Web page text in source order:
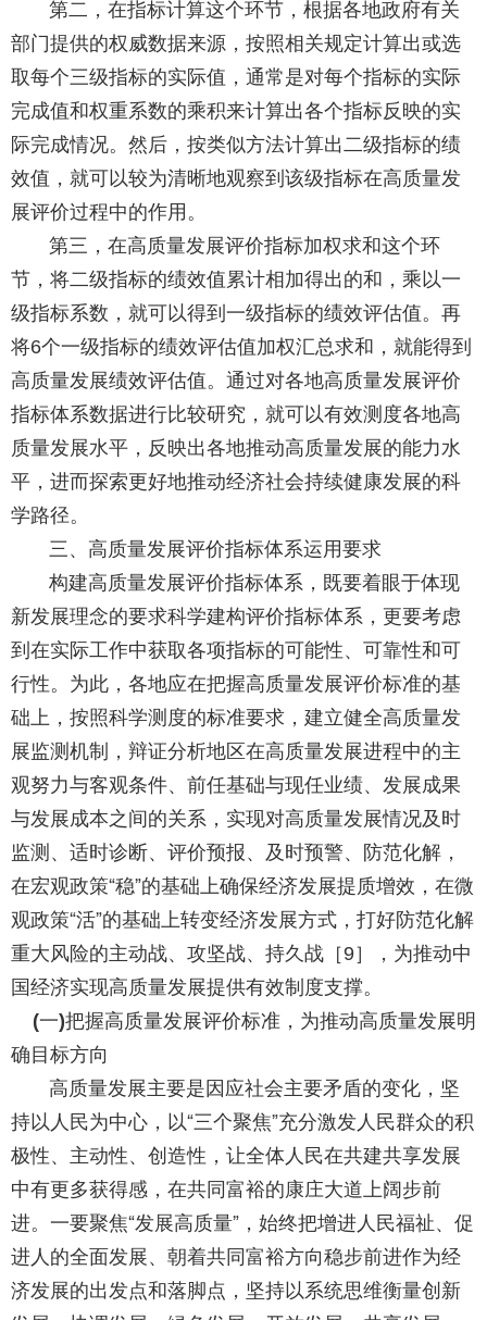
第二，在指标计算这个环节，根据各地政府有关
部门提供的权威数据来源，按照相关规定计算出或选
取每个三级指标的实际值，通常是对每个指标的实际
完成值和权重系数的乘积来计算出各个指标反映的实
际完成情况。然后，按类似方法计算出二级指标的绩
效值，就可以较为清晰地观察到该级指标在高质量发
展评价过程中的作用。
第三，在高质量发展评价指标加权求和这个环
节，将二级指标的绩效值累计相加得出的和，乘以一
级指标系数，就可以得到一级指标的绩效评估值。再
将6个一级指标的绩效评估值加权汇总求和，就能得到
高质量发展绩效评估值。通过对各地高质量发展评价
指标体系数据进行比较研究，就可以有效测度各地高
质量发展水平，反映出各地推动高质量发展的能力水
平，进而探索更好地推动经济社会持续健康发展的科
学路径。
三、高质量发展评价指标体系运用要求
构建高质量发展评价指标体系，既要着眼于体现
新发展理念的要求科学建构评价指标体系，更要考虑
到在实际工作中获取各项指标的可能性、可靠性和可
行性。为此，各地应在把握高质量发展评价标准的基
础上，按照科学测度的标准要求，建立健全高质量发
展监测机制，辩证分析地区在高质量发展进程中的主
观努力与客观条件、前任基础与现任业绩、发展成果
与发展成本之间的关系，实现对高质量发展情况及时
监测、适时诊断、评价预报、及时预警、防范化解，
在宏观政策“稳”的基础上确保经济发展提质增效，在微
观政策“活”的基础上转变经济发展方式，打好防范化解
重大风险的主动战、攻坚战、持久战［9］，为推动中
国经济实现高质量发展提供有效制度支撑。
(一)把握高质量发展评价标准，为推动高质量发展明
确目标方向
高质量发展主要是因应社会主要矛盾的变化，坚
持以人民为中心，以“三个聚焦”充分激发人民群众的积
极性、主动性、创造性，让全体人民在共建共享发展
中有更多获得感，在共同富裕的康庄大道上阔步前
进。一要聚焦“发展高质量”，始终把增进人民福祉、促
进人的全面发展、朝着共同富裕方向稳步前进作为经
济发展的出发点和落脚点，坚持以系统思维衡量创新